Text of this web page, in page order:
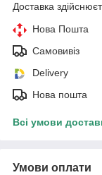
Доставка
Нова Пошта
Самовивіз
Delivery
Нова пошта
Всі умови
Умови оплати